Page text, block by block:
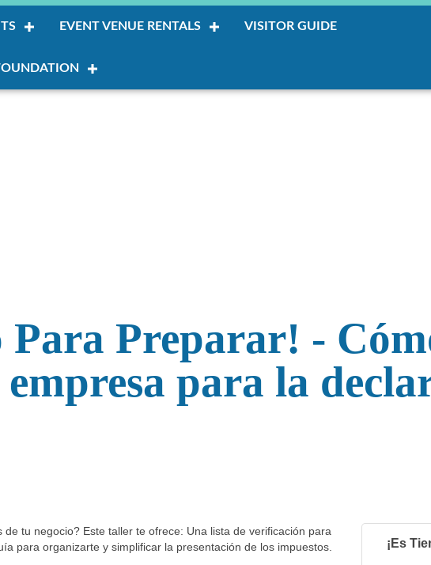
EVENT VENUE RENTALS VISITOR GUIDE
Para Preparar! -
para la
tu negocio? Este taller te ofrece: Una lista de verificación para
para organizarte y simplificar la presentación de los impuestos.
¡Es